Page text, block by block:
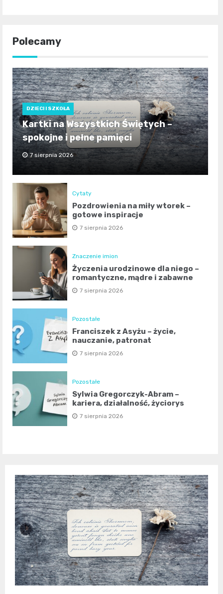
Polecamy
DZIECI I SZKOŁA
Kartki na Wszystkich Świętych –
spokojne i pełne pamięci
7 sierpnia 2026
Cytaty
Pozdrowienia na miły wtorek –
gotowe inspiracje
7 sierpnia 2026
Znaczenie imion
Życzenia urodzinowe dla niego –
romantyczne, mądre i zabawne
7 sierpnia 2026
Pozostałe
Franciszek z Asyżu – życie,
nauczanie, patronat
7 sierpnia 2026
Pozostałe
Sylwia Gregorczyk-Abram –
kariera, działalność, życiorys
7 sierpnia 2026